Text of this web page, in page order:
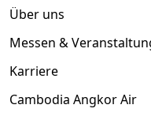
Über uns
Messen &
Karriere
Cambodia Angkor Air